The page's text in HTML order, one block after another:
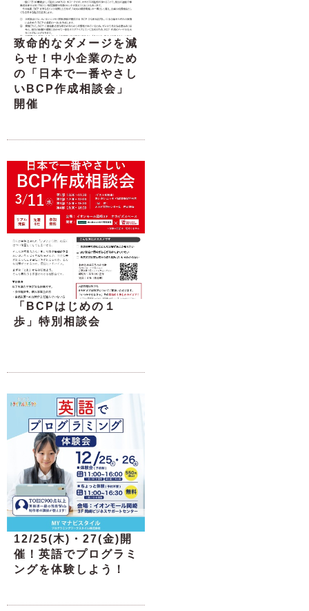
致命的なダメージを減
らせ！中小企業のため
の「日本で一番やさし
いBCP作成相談会」
開催
「BCPはじめの１
歩」特別相談会
12/25(木)・27(金)開
催！英語でプログラミ
ングを体験しよう！